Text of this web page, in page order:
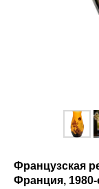
Французская
Франция, 1980-